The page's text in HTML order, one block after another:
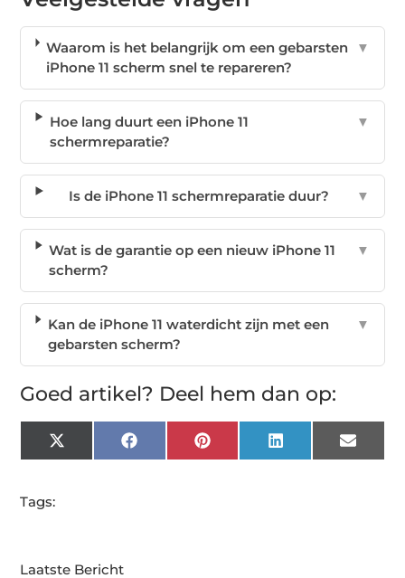
Waarom is het belangrijk om een gebarsten
iPhone 11 scherm snel te repareren?
▼
Hoe lang duurt een iPhone 11
schermreparatie?
▼
Is de iPhone 11 schermreparatie duur? ▼
Wat is de garantie op een nieuw iPhone 11
scherm?
▼
Kan de iPhone 11 waterdicht zijn met een
gebarsten scherm?
▼
Goed artikel? Deel hem dan op:
X
(Twitter)
FacebookPinterest LinkedIn Email
Tags:
Laatste Bericht